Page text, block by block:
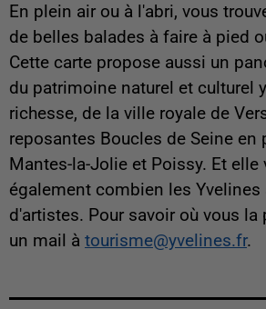
En plein air ou à l'abri, vous
de belles balades à faire à pied
Cette carte propose aussi un
du patrimoine naturel et culturel
richesse, de la ville royale de
reposantes Boucles de Seine en
Mantes-la-Jolie et Poissy. Et elle
également combien les Yvelines
d'artistes. Pour savoir où vous la
un mail à tourisme@yvelines.fr.